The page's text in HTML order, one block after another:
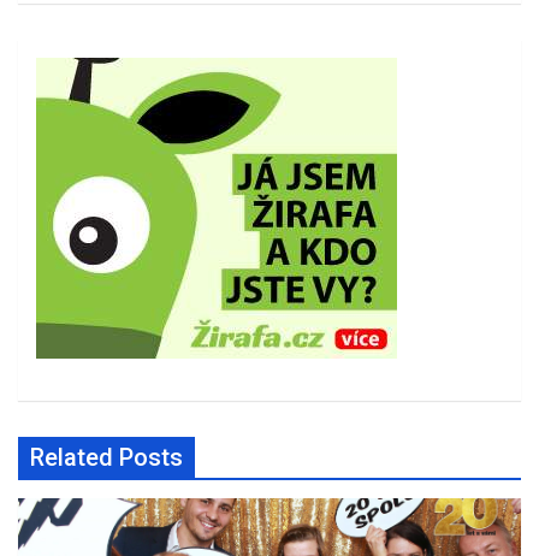
Related Posts